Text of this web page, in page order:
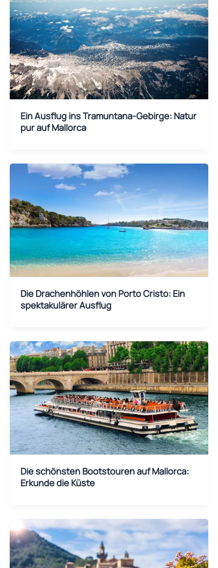
Ein Ausflug ins Tramuntana-Gebirge: Natur
pur auf Mallorca
Die Drachenhöhlen von Porto Cristo: Ein
spektakulärer Ausflug
Die schönsten Bootstouren auf Mallorca:
Erkunde die Küste